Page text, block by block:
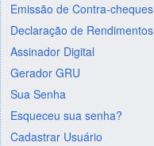
Emissão de Contra-cheques
Declaração de Rendimentos
Assinador Digital
Gerador GRU
Sua Senha
Esqueceu sua senha?
Cadastrar Usuário